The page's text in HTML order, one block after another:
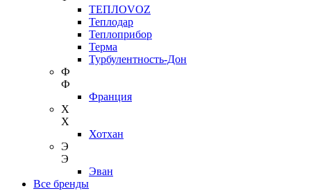
ТЕПЛОVOZ
Теплодар
Теплоприбор
Терма
Турбулентность-Дон
Ф
Ф
Франция
Х
Х
Хотхан
Э
Э
Эван
Все бренды